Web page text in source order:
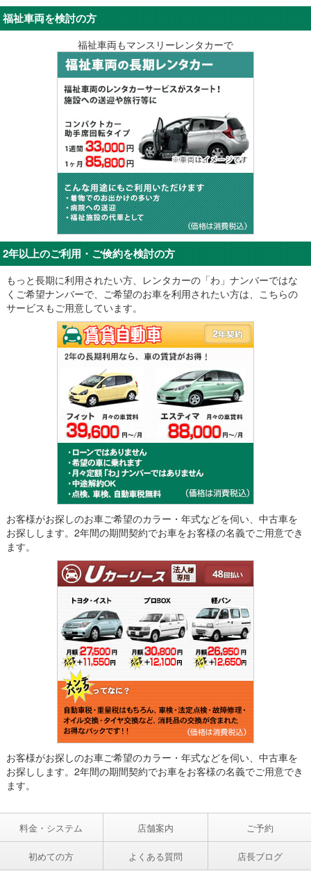
福祉車両を検討の方
福祉車両もマンスリーレンタカーで
2年以上のご利用・ご倹約を検討の方
もっと長期に利用されたい方、レンタカーの「わ」ナンバーではな
くご希望ナンバーで、ご希望のお車を利用されたい方は、こちらの
サービスもご用意しています。
お客様がお探しのお車ご希望のカラー・年式などを伺い、中古車を
お探しします。2年間の期間契約でお車をお客様の名義でご用意でき
ます。
お客様がお探しのお車ご希望のカラー・年式などを伺い、中古車を
お探しします。2年間の期間契約でお車をお客様の名義でご用意でき
ます。
料金・システム 店舗案内 ご予約
初めての方 よくある質問 店長ブログ